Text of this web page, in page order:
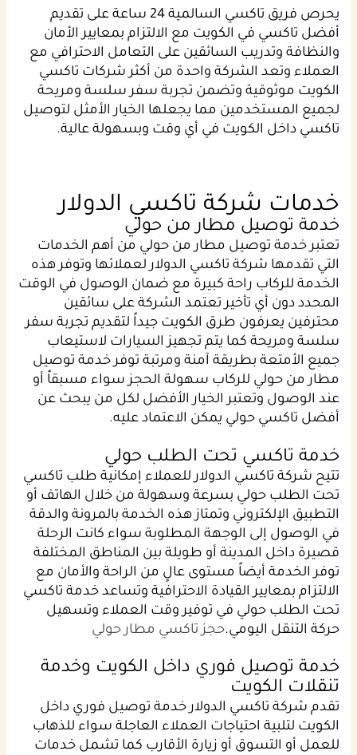
يحرص فريق تاكسي السالمية 24 ساعة على تقديم
أفضل تاكسي في الكويت مع الالتزام بمعايير الأمان
والنظافة وتدريب السائقين على التعامل الاحترافي مع
العملاء وتعد الشركة واحدة من أكثر شركات تاكسي
الكويت موثوقية وتضمن تجربة سفر سلسة ومريحة
لجميع المستخدمين مما يجعلها الخيار الأمثل لتوصيل
تاكسي داخل الكويت في أي وقت وبسهولة عالية.
خدمات شركة تاكسي الدولار
خدمة توصيل مطار من حولي
تعتبر خدمة توصيل مطار من حولي من أهم الخدمات
التي تقدمها شركة تاكسي الدولار لعملائها وتوفر هذه
الخدمة للركاب راحة كبيرة مع ضمان الوصول في الوقت
المحدد دون أي تأخير تعتمد الشركة على سائقين
محترفين يعرفون طرق الكويت جيداً لتقديم تجربة سفر
سلسة ومريحة كما يتم تجهيز السيارات لاستيعاب
جميع الأمتعة بطريقة آمنة ومرتبة توفر خدمة توصيل
مطار من حولي للركاب سهولة الحجز سواء مسبقاً أو
عند الوصول وتعتبر الخيار الأفضل لكل من يبحث عن
أفضل تاكسي حولي يمكن الاعتماد عليه.
خدمة تاكسي تحت الطلب حولي
تتيح شركة تاكسي الدولار للعملاء إمكانية طلب تاكسي
تحت الطلب حولي بسرعة وسهولة من خلال الهاتف أو
التطبيق الإلكتروني وتمتاز هذه الخدمة بالمرونة والدقة
في الوصول إلى الوجهة المطلوبة سواء كانت الرحلة
قصيرة داخل المدينة أو طويلة بين المناطق المختلفة
توفر الخدمة أيضاً مستوى عالٍ من الراحة والأمان مع
الالتزام بمعايير القيادة الاحترافية وتساعد خدمة تاكسي
تحت الطلب حولي في توفير وقت العملاء وتسهيل
حركة التنقل اليومي.حجز تاكسي مطار حولي
خدمة توصيل فوري داخل الكويت وخدمة
تنقلات الكويت
تقدم شركة تاكسي الدولار خدمة توصيل فوري داخل
الكويت لتلبية احتياجات العملاء العاجلة سواء للذهاب
للعمل أو التسوق أو زيارة الأقارب كما تشمل خدمات